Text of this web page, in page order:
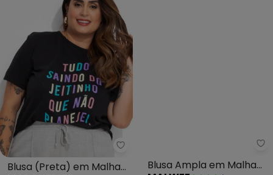
Blusa (Preta) em Malha
Blusa Ampla em Malha